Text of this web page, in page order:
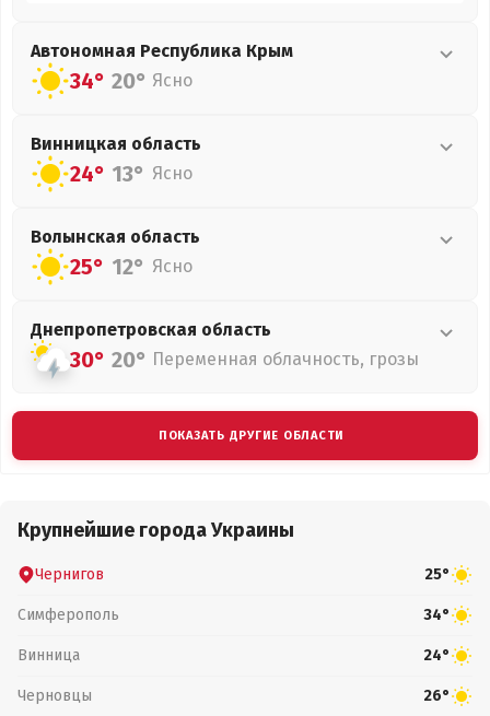
Автономная Республика Крым
34° 20° Ясно
Винницкая область
24° 13° Ясно
Волынская область
25° 12° Ясно
Днепропетровская область
30° 20° Переменная облачность, грозы
ПОКАЗАТЬ ДРУГИЕ ОБЛАСТИ
Крупнейшие города Украины
Чернигов 25°
Симферополь 34°
Винница 24°
Черновцы 26°